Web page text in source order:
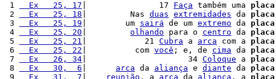
1
  Ex   25, 17
|               17 Faça também uma placa
2
  Ex   25, 18
|         Nas duas extremidades da placa
3
  Ex   25, 19
|        um sairá de um extremo da placa
4
  Ex   25, 20
olhando para o centro da placa
5
  Ex   25, 21
|            21 Cubra a arca com a placa
6
  Ex   25, 22
|          com você ; e, de cima da placa
7
  Ex   26, 34
|                     34 Coloque a placa
8
  Ex   30,  6
arca da aliança e diante da placa
9
  Ex   31,  7
reunião , a arca da aliança , a placa